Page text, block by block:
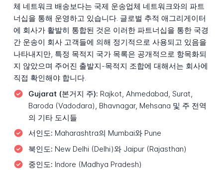
체 네트워크 배송보다는 국제 운송업체 네트워크와의 파트
너십을 통해 운영하고 있습니다. 글로벌 추적 애그리게이터
에 회사가 활발히 통합된 것은 이러한 파트너십을 통한 국경
간 운송이 회사 고객들에 의해 정기적으로 사용되고 있음을
나타내지만, 특정 목적지 국가 목록은 공개적으로 항목화되
지 않았으며 주어진 출발지-목적지 조합에 대해서는 회사에
직접 확인해야 합니다.
Gujarat (본거지 주): Rajkot, Ahmedabad, Surat,
Baroda (Vadodara), Bhavnagar, Mehsana 및 주 전역
의 기타 도시들
서인도: Maharashtra의 Mumbai와 Pune
북인도: New Delhi (Delhi)와 Jaipur (Rajasthan)
중인도: Indore (Madhya Pradesh)